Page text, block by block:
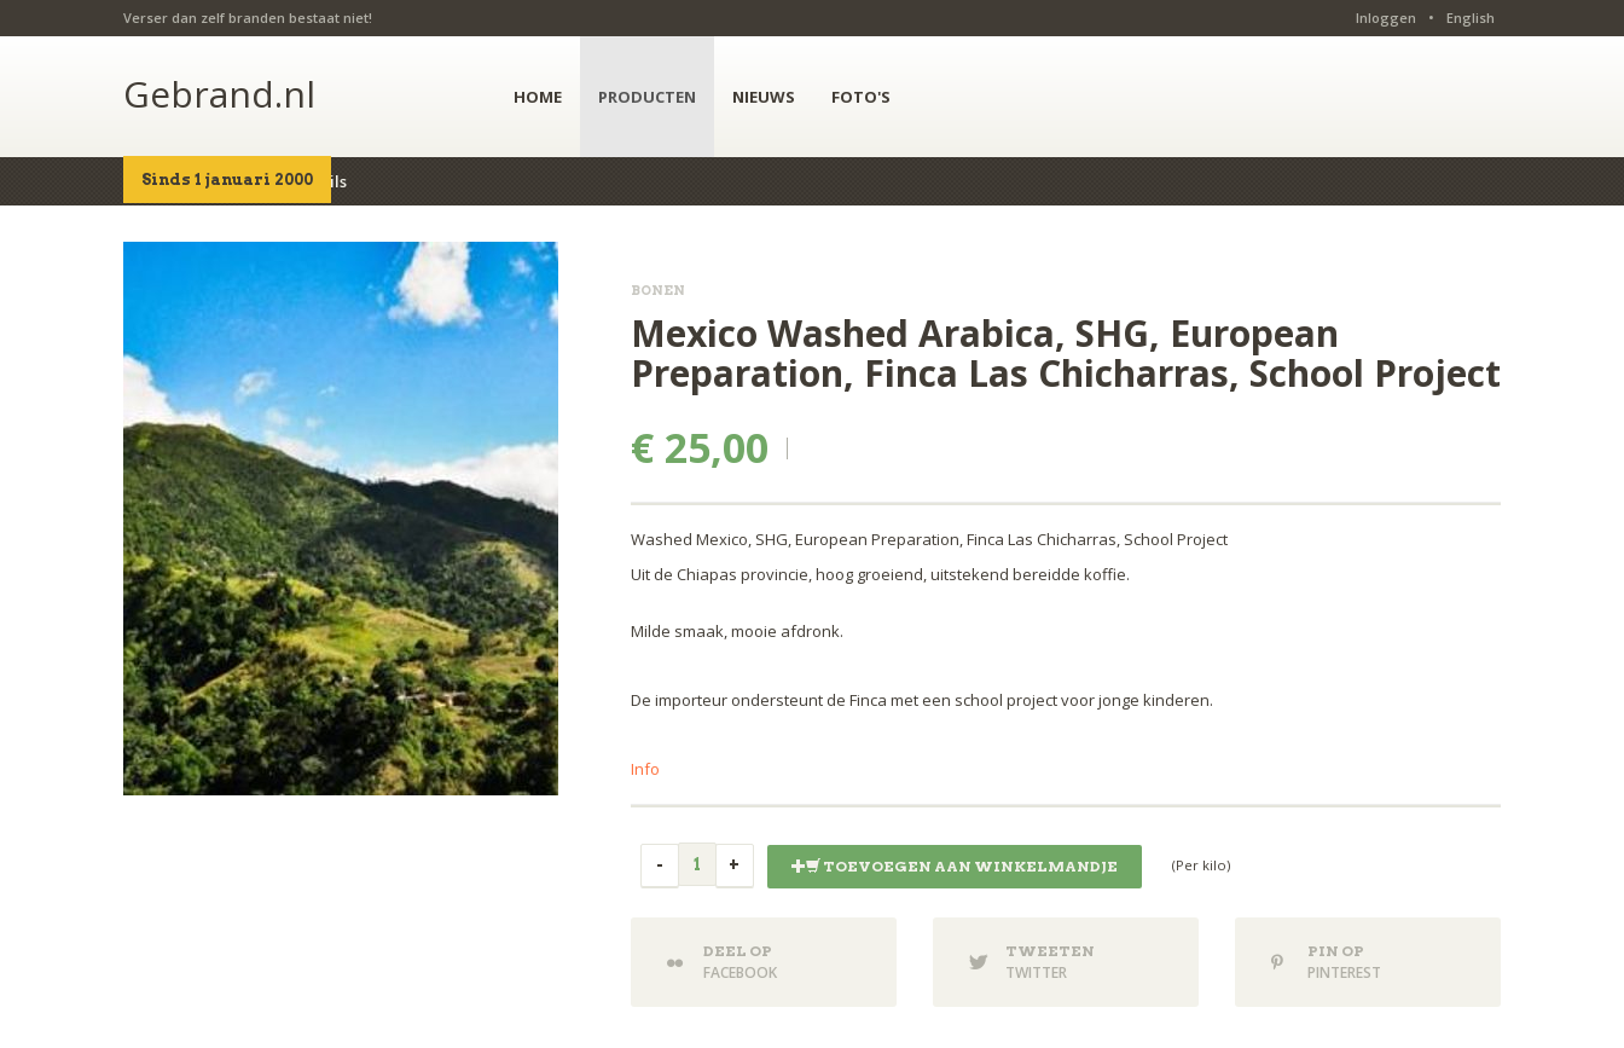
Verser dan zelf branden bestaat niet! Inloggen • English
Gebrand.nl
Sinds 1 januari 2000
HOME PRODUCTEN NIEUWS FOTO'S
Home Producten Details
BONEN
Mexico Washed Arabica, SHG, European
Preparation, Finca Las Chicharras, School Project
€ 25,00
Washed Mexico, SHG, European Preparation, Finca Las Chicharras, School Project
Uit de Chiapas provincie, hoog groeiend, uitstekend bereidde koffie.
Milde smaak, mooie afdronk.
De importeur ondersteunt de Finca met een school project voor jonge kinderen.
Info
TOEVOEGEN AAN WINKELMANDJE (Per kilo)
DEEL OP
FACEBOOK
TWEETEN
TWITTER
PIN OP
PINTEREST